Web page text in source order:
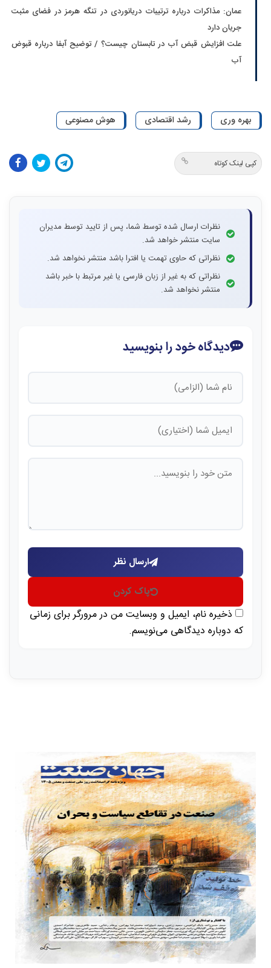
عمان: مذاکرات درباره ترتیبات دریانوردی در تنگه هرمز در فضای مثبت
جریان دارد
علت افزایش قبض آب در تابستان چیست؟ / توضیح آبفا درباره قبوض
آب
بهره وری رشد اقتصادی هوش مصنوعی
کپی لینک کوتاه
نظرات ارسال شده توسط شما، پس از تایید توسط مدیران
سایت منتشر خواهد شد.
نظراتی که حاوی تهمت یا افترا باشد منتشر نخواهد شد.
نظراتی که به غیر از زبان فارسی یا غیر مرتبط با خبر باشد
منتشر نخواهد شد.
دیدگاه خود را بنویسید
ارسال نظر
پاک کردن
ذخیره نام، ایمیل و وبسایت من در مرورگر برای زمانی
که دوباره دیدگاهی می‌نویسم.